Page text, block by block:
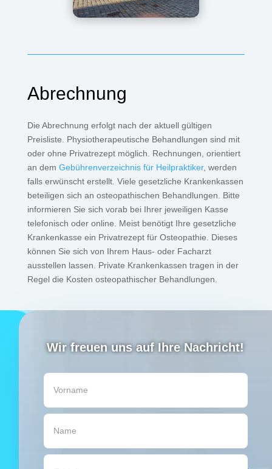
Abrechnung
Die Abrechnung erfolgt nach der aktuell gültigen
Preisliste. Physiotherapeutische Behandlungen sind mit
oder ohne Privatrezept möglich. Rechnungen, orientiert
an dem Gebührenverzeichnis für Heilpraktiker, werden
falls erwünscht erstellt. Viele gesetzliche Krankenkassen
beteiligen sich an osteopathischen Behandlungen. Bitte
informieren Sie sich vorab bei Ihrer jeweiligen Kasse
telefonisch oder online. Meist benötigt Ihre gesetzliche
Krankenkasse ein Privatrezept für Osteopathie. Dieses
können Sie sich von Ihrem Haus- oder Facharzt
ausstellen lassen. Private Krankenkassen tragen in der
Regel die Kosten osteopathischer Behandlungen.
Wir freuen uns auf Ihre Nachricht!